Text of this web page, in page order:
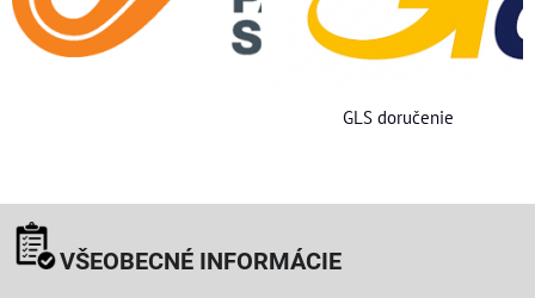
GLS doručenie
VŠEOBECNÉ INFORMÁCIE